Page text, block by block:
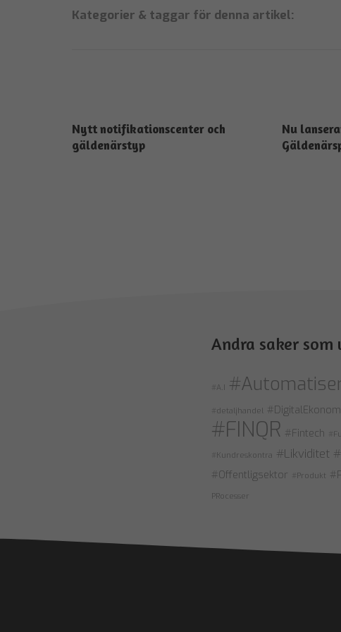
Kategorier & taggar för denna artikel:
Nytt notifikationscenter och
gäldenärstyp
Nu
Andra saker som
#A.I
#detaljhandel #DigitalEkonom
#FINQR #Fintech
#Kundreskontra #Likviditet
#Offentligsektor #Produkt
PRocesser